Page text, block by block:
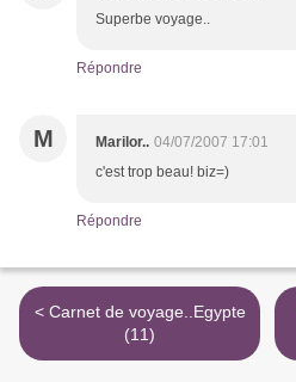
Superbe voyage..
Répondre
M Marilor.. 04/07/2007 17:01
c'est trop beau! biz=)
Répondre
< Carnet de voyage..Egypte
(11)